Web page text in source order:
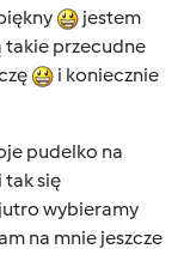
jestem
takie przecudne
i koniecznie
pudelko na
tak się
wybieramy
na mnie jeszcze